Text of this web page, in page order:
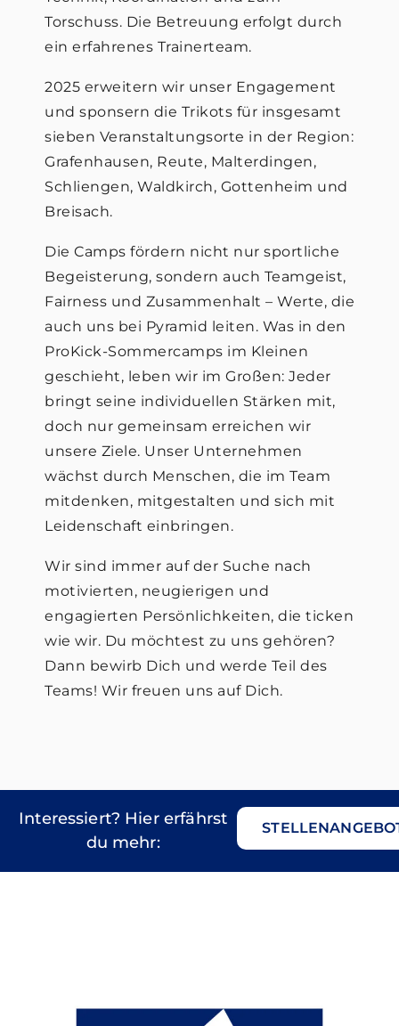
Torschuss. Die Betreuung erfolgt durch
ein erfahrenes Trainerteam.
2025 erweitern wir unser Engagement
und sponsern die Trikots für insgesamt
sieben Veranstaltungsorte in der Region:
Grafenhausen, Reute, Malterdingen,
Schliengen, Waldkirch, Gottenheim und
Breisach.
Die Camps fördern nicht nur sportliche
Begeisterung, sondern auch Teamgeist,
Fairness und Zusammenhalt – Werte, die
auch uns bei Pyramid leiten. Was in den
ProKick-Sommercamps im Kleinen
geschieht, leben wir im Großen: Jeder
bringt seine individuellen Stärken mit,
doch nur gemeinsam erreichen wir
unsere Ziele. Unser Unternehmen
wächst durch Menschen, die im Team
mitdenken, mitgestalten und sich mit
Leidenschaft einbringen.
Wir sind immer auf der Suche nach
motivierten, neugierigen und
engagierten Persönlichkeiten, die ticken
wie wir. Du möchtest zu uns gehören?
Dann bewirb Dich und werde Teil des
Teams! Wir freuen uns auf Dich.
Interessiert? Hier erfährst
du mehr: